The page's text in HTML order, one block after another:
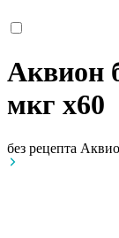
Аквион
мкг x60
без рецепта